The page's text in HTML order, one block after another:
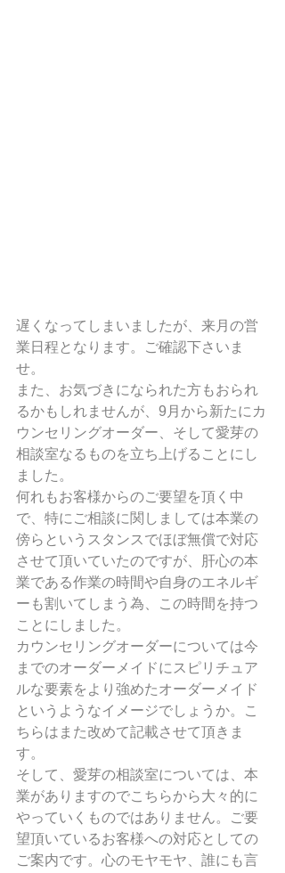
遅くなってしまいましたが、来月の営
業日程となります。ご確認下さいま
せ。
また、お気づきになられた方もおられ
るかもしれませんが、9月から新たにカ
ウンセリングオーダー、そして愛芽の
相談室なるものを立ち上げることにし
ました。
何れもお客様からのご要望を頂く中
で、特にご相談に関しましては本業の
傍らというスタンスでほぼ無償で対応
させて頂いていたのですが、肝心の本
業である作業の時間や自身のエネルギ
ーも割いてしまう為、この時間を持つ
ことにしました。
カウンセリングオーダーについては今
までのオーダーメイドにスピリチュア
ルな要素をより強めたオーダーメイド
というようなイメージでしょうか。こ
ちらはまた改めて記載させて頂きま
す。
そして、愛芽の相談室については、本
業がありますのでこちらから大々的に
やっていくものではありません。ご要
望頂いているお客様への対応としての
ご案内です。心のモヤモヤ、誰にも言